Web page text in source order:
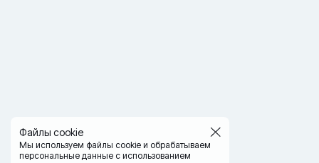
Файлы cookie
Мы используем файлы cookie и обрабатываем
персональные данные с использованием